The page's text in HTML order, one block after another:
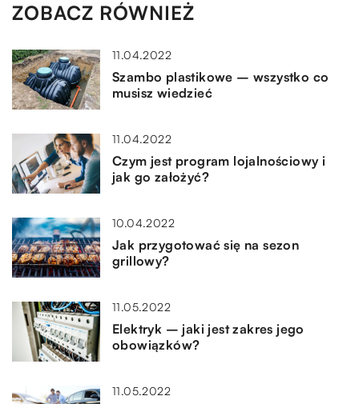
ZOBACZ RÓWNIEŻ
11.04.2022
Szambo plastikowe – wszystko co
musisz wiedzieć
11.04.2022
Czym jest program lojalnościowy i
jak go założyć?
10.04.2022
Jak przygotować się na sezon
grillowy?
11.05.2022
Elektryk – jaki jest zakres jego
obowiązków?
11.05.2022